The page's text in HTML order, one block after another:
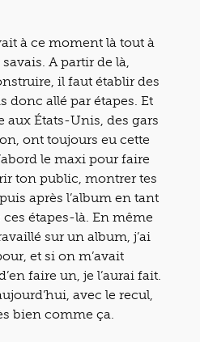
à ce moment là tout à
A partir de là,
il faut établir des
donc allé par étapes. Et
aux États-Unis, des gars
ont toujours eu cette
le maxi pour faire
ton public, montrer tes
après l’album en tant
étapes-là. En même
sur un album, j’ai
et si on m’avait
faire un, je l’aurai fait.
avec le recul,
bien comme ça.